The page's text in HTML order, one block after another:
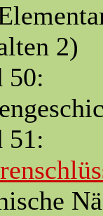
2)
50:
51: